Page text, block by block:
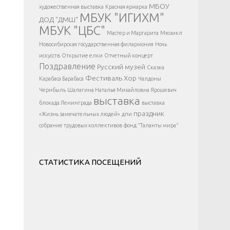
</div >
художественная выставка Красная ярмарка МБОУ
ДОД "ДМШ" МБУК "ИГИХМ"
МБУК "ЦБС" Мастер и Маргарита Мюзикл
Новосибирская государственная филармония Ночь
искусств Открытие елки Отчетный концерт
Поздравление Русский музей Сказка
Карабаса Барабаса ФестивальХор Чалдоны
Чернбыль Шалагина Наталья Михайловна Ярошевич
блокада Ленинграда выставка выставка
«Жизнь замечательных людей» дпи праздник
собрание трудовых коллективов фонд "Таланты мира"
СТАТИСТИКА ПОСЕЩЕНИЙ